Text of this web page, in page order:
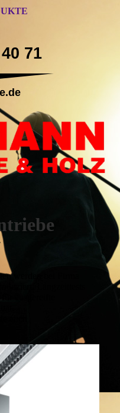
71
werden bei Firma
Langzeittests
ausgereifte
auch